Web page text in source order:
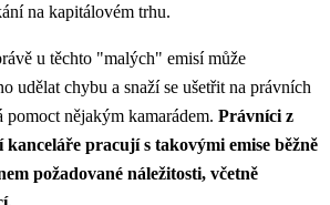
na kapitálovém trhu.
u těchto "malých" emisí může
udělat chybu a snaží se ušetřit na právních
pomoct nějakým kamarádem. Právníci z
pracují s takovými emise běžně
požadované náležitosti, včetně